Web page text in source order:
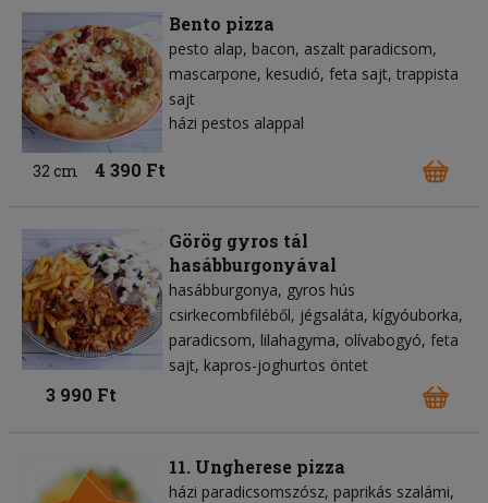
Bento pizza
pesto alap bacon aszalt paradicsom
mascarpone kesudió feta sajt trappista
sajt
házi pestos alappal
32 cm 4 390 Ft
Görög gyros tál
hasábburgonyával
hasábburgonya gyros hús
csirkecombfiléből jégsaláta kígyóuborka
paradicsom lilahagyma olívabogyó feta
sajt kapros-joghurtos öntet
3 990 Ft
11. Ungherese pizza
házi paradicsomszósz paprikás szalámi